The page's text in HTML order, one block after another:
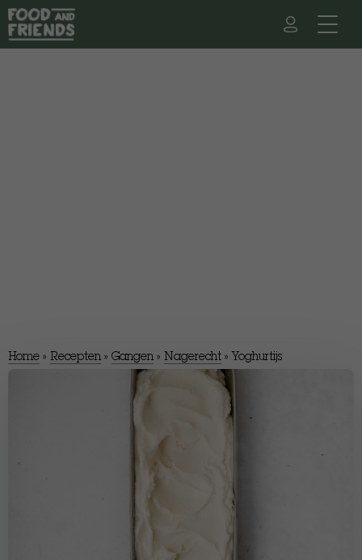
Home » Recepten » Gangen » Nagerecht » Yoghurtijs